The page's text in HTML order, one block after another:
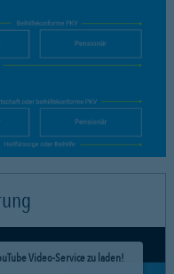
Video-Service zu laden!